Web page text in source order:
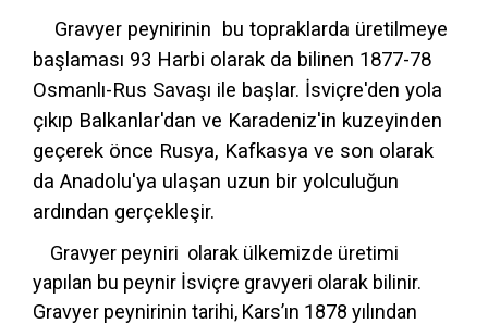
Gravyer peynirinin bu topraklarda üretilmeye
başlaması 93 Harbi olarak da bilinen 1877-78
Osmanlı-Rus Savaşı ile başlar. İsviçre'den yola
çıkıp Balkanlar'dan ve Karadeniz'in kuzeyinden
geçerek önce Rusya, Kafkasya ve son olarak
da Anadolu'ya ulaşan uzun bir yolculuğun
ardından gerçekleşir.
Gravyer peyniri olarak ülkemizde üretimi
yapılan bu peynir İsviçre gravyeri olarak bilinir.
Gravyer peynirinin tarihi, Kars’ın 1878 yılından